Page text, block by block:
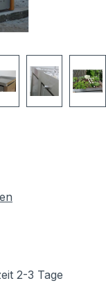
2-3 Tage